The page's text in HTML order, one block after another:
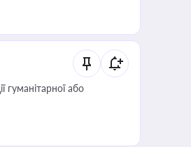
гуманітарної або